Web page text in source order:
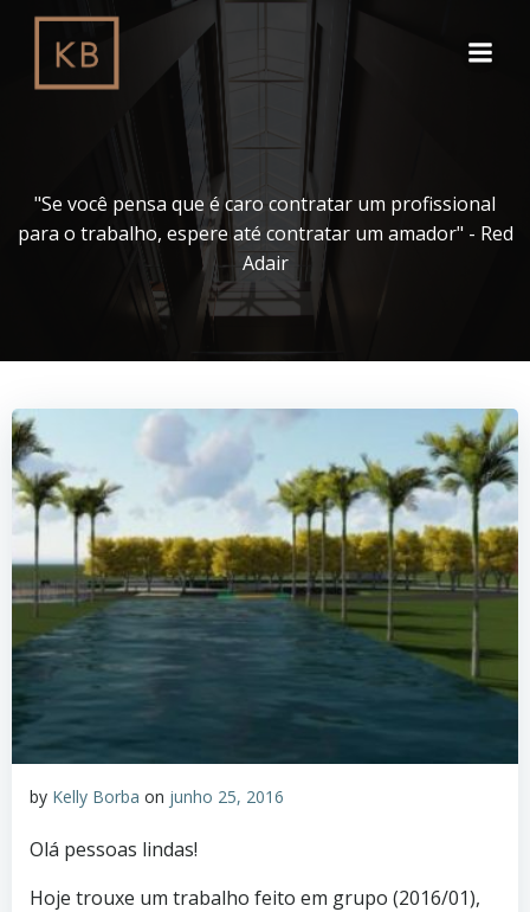
o
conteúdo
"Se você pensa que é caro contratar um profissional
para o trabalho, espere até contratar um amador" - Red
Adair
by Kelly Borba on junho 25, 2016
Olá pessoas lindas!
Hoje trouxe um trabalho feito em grupo (2016/01),